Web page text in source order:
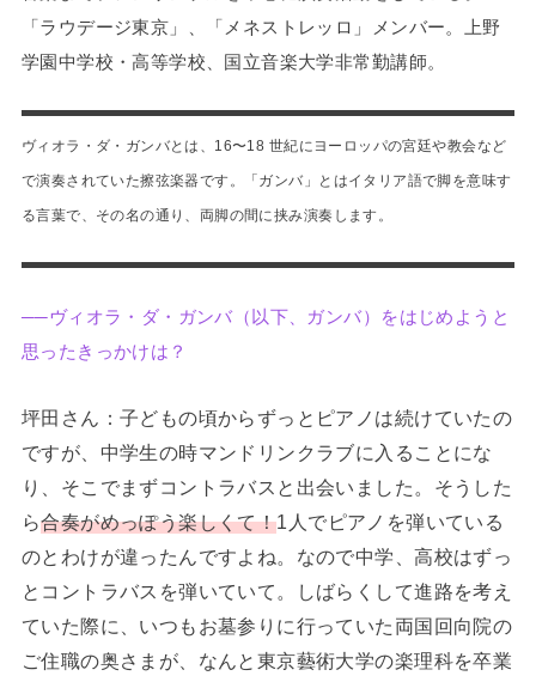
「ラウデージ東京」、「メネストレッロ」メンバー。上野
学園中学校・高等学校、国立音楽大学非常勤講師。
ヴィオラ・ダ・ガンバとは、16〜18 世紀にヨーロッパの宮廷や教会など
で演奏されていた擦弦楽器です。「ガンバ」とはイタリア語で脚を意味す
る言葉で、その名の通り、両脚の間に挟み演奏します。
──ヴィオラ・ダ・ガンバ（以下、ガンバ）をはじめようと
思ったきっかけは？
坪田さん：子どもの頃からずっとピアノは続けていたの
ですが、中学生の時マンドリンクラブに入ることにな
り、そこでまずコントラバスと出会いました。そうした
ら合奏がめっぽう楽しくて！1人でピアノを弾いている
のとわけが違ったんですよね。なので中学、高校はずっ
とコントラバスを弾いていて。しばらくして進路を考え
ていた際に、いつもお墓参りに行っていた両国回向院の
ご住職の奥さまが、なんと東京藝術大学の楽理科を卒業